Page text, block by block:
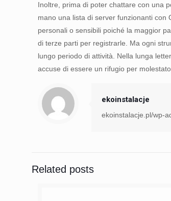
Inoltre, prima di poter chattare con una
mano una lista di server funzionanti con
personali o sensibili poiché la maggior
di terze parti per registrarle. Ma ogni
lungo periodo di attività. Nella lunga
accuse di essere un rifugio per
ekoinstalacje
ekoinstalacje.pl/wp-
Related posts